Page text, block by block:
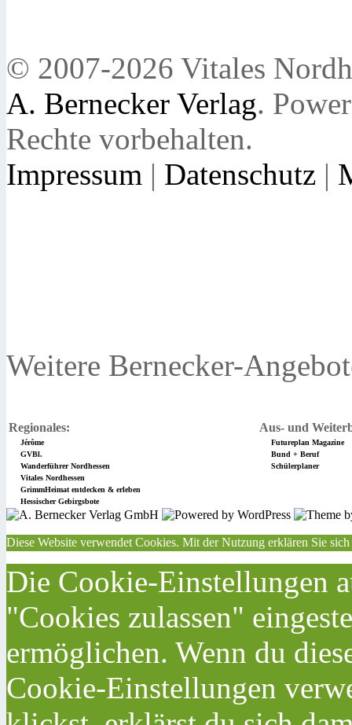
© 2007-2026 Vitales
A. Bernecker Verlag.
Rechte vorbehalten.
Impressum | Datenschutz |
Weitere Bernecker-
Regionales: Aus- und
Jérôme
Futureplan Magazine
GVBl.
Bund + Beruf
Wanderführer Nordhessen
Schülerplaner
Vitales Nordhessen
GrimmHeimat entdecken & erleben
Hessischer Gebirgsbote
Diese Website verwendet Cookies. Mit der Nutzung erklären Sie
Die Cookie-Einstellungen
"Cookies zulassen"
ermöglichen. Wenn du
Cookie-Einstellungen